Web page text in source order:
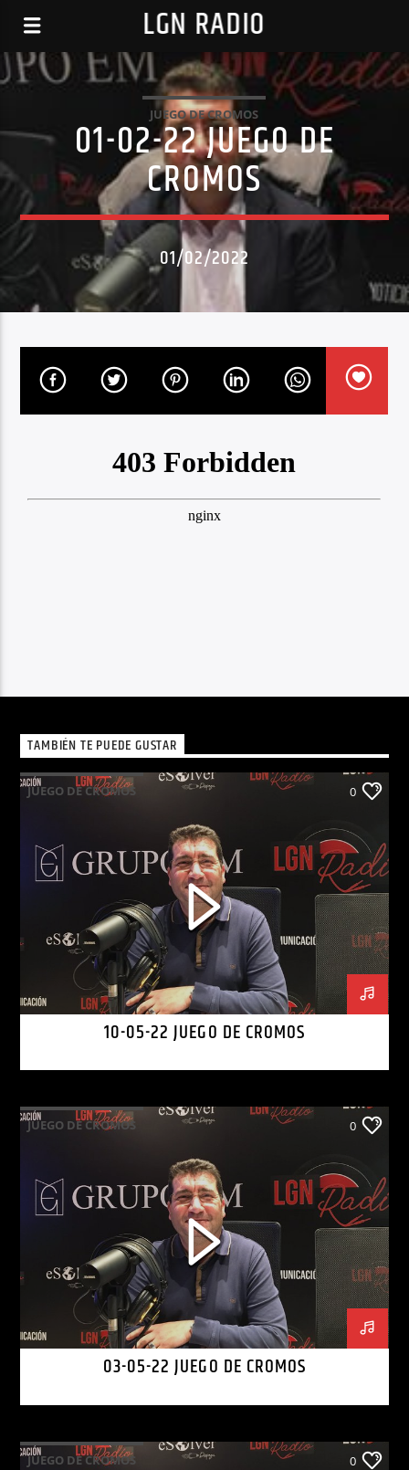
LGN RADIO
JUEGO DE CROMOS
01-02-22 JUEGO DE
CROMOS
01/02/2022
TAMBIÉN TE PUEDE GUSTAR
JUEGO DE CROMOS 0
10-05-22 JUEGO DE CROMOS
JUEGO DE CROMOS 0
03-05-22 JUEGO DE CROMOS
JUEGO DE CROMOS 0